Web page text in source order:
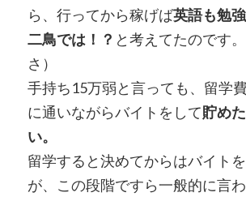
ら、行ってから稼げば英語も勉
二鳥では！？ と考えてたのです
さ）
手持ち15万弱と言っても、留学
に通いながらバイトをして貯め
い。
留学すると決めてからはバイト
が、この段階ですら一般的に言